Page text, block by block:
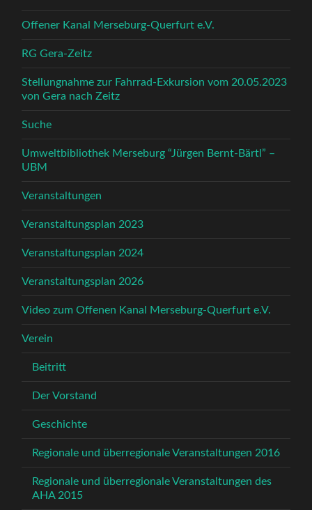
Offener Kanal Merseburg-Querfurt e.V.
RG Gera-Zeitz
Stellungnahme zur Fahrrad-Exkursion vom 20.05.2023
von Gera nach Zeitz
Suche
Umweltbibliothek Merseburg “Jürgen Bernt-Bärtl” –
UBM
Veranstaltungen
Veranstaltungsplan 2023
Veranstaltungsplan 2024
Veranstaltungsplan 2026
Video zum Offenen Kanal Merseburg-Querfurt e.V.
Verein
Beitritt
Der Vorstand
Geschichte
Regionale und überregionale Veranstaltungen 2016
Regionale und überregionale Veranstaltungen des
AHA 2015